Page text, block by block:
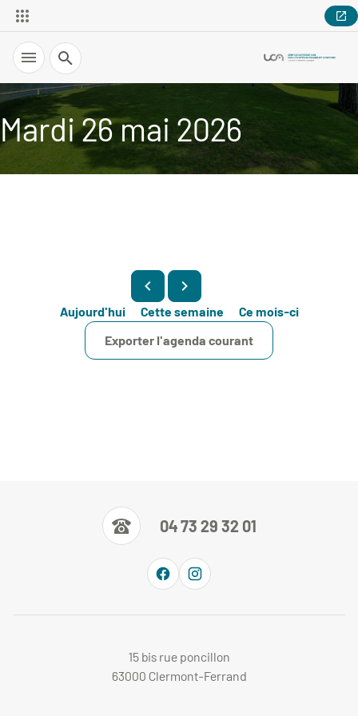
Recherche
Mardi 26 mai 2026
Aujourd'hui Cette semaine
Ce mois-ci
Exporter l'agenda courant
04 73 29 32 01
15 bis rue poncillon
63000 Clermont-Ferrand